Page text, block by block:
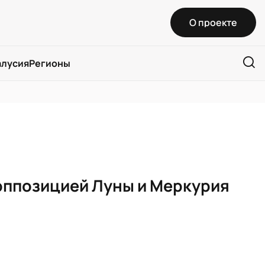
О проекте
Регионы
Луны и Меркурия